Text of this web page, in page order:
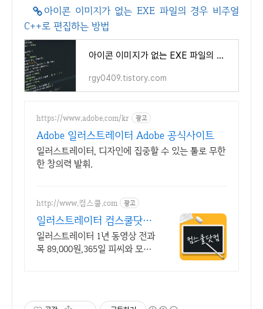
아이콘 이미지가 없는 EXE 파일의 경우 비주얼
C++로 편집하는 방법
아이콘 이미지가 없는 EXE 파일의 경우 비주얼 C++로 편집하는 방법
rgy0409.tistory.com
https://www.adobe.com/kr 광고
Adobe 일러스트레이터 Adobe 공식사이트
일러스트레이터, 디자인에 집중할 수 있는 툴로 무한
한 창의력 발휘.
http://www.컴스쿨.com 광고
일러스트레이터 컴스쿨닷컴
당일 신청&결제시 기프티
콘!
일러스트레이터 1년 동영상 전과
목 89,000원,365일 피씨와 모바